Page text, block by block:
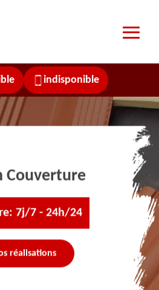
indisponible
Couverture
7j/7 - 24h/24
réalisations